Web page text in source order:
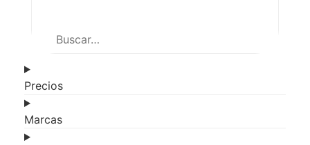
Precios
Marcas